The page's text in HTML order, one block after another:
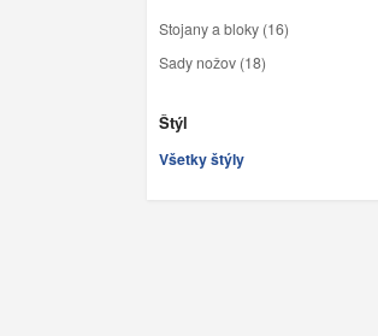
Stojany a bloky (16)
Sady nožov (18)
Štýl
Všetky štýly